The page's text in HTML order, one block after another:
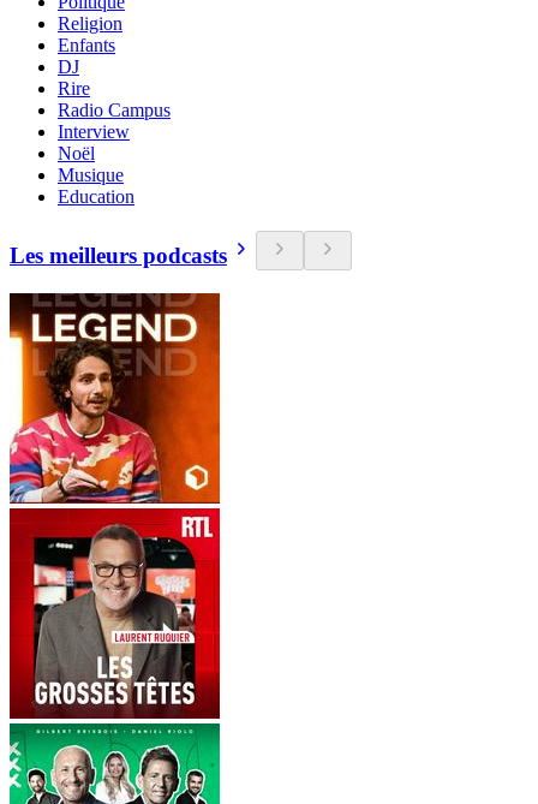
Religion
Enfants
DJ
Rire
Radio Campus
Interview
Noël
Musique
Education
Les meilleurs podcasts